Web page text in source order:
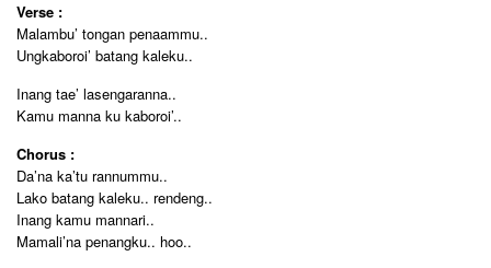
Verse :
Malambu’ tongan penaammu..
Ungkaboroi’ batang kaleku..
Inang tae’ lasengaranna..
Kamu manna ku kaboroi’..
Chorus :
Da’na ka’tu rannummu..
Lako batang kaleku.. rendeng..
Inang kamu mannari..
Mamali’na penangku.. hoo..